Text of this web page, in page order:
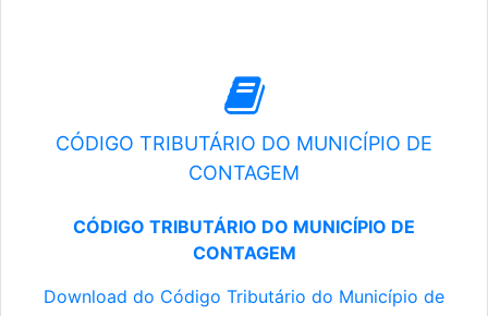
CÓDIGO TRIBUTÁRIO DO MUNICÍPIO DE
CONTAGEM
CÓDIGO TRIBUTÁRIO DO MUNICÍPIO DE
CONTAGEM
Download do Código Tributário do Município de